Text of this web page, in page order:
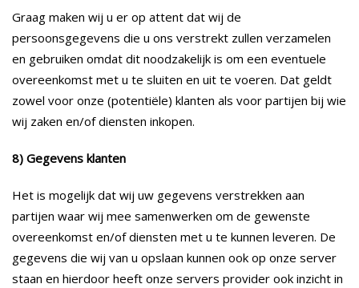
Graag maken wij u er op attent dat wij de
persoonsgegevens die u ons verstrekt zullen verzamelen
en gebruiken omdat dit noodzakelijk is om een eventuele
overeenkomst met u te sluiten en uit te voeren. Dat geldt
zowel voor onze (potentiële) klanten als voor partijen bij wie
wij zaken en/of diensten inkopen.
8) Gegevens klanten
Het is mogelijk dat wij uw gegevens verstrekken aan
partijen waar wij mee samenwerken om de gewenste
overeenkomst en/of diensten met u te kunnen leveren. De
gegevens die wij van u opslaan kunnen ook op onze server
staan en hierdoor heeft onze servers provider ook inzicht in